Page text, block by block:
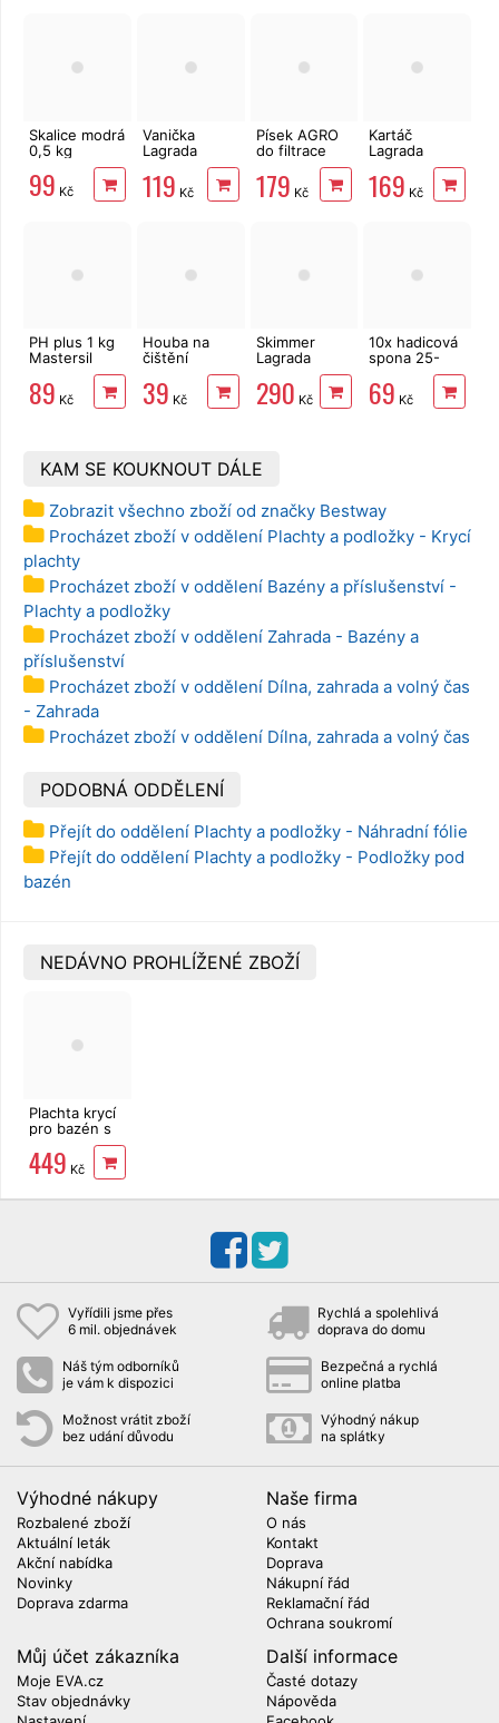
Skalice modrá
0,5 kg
99 Kč
Vanička
Lagrada
oplach nohou
119 Kč
Písek AGRO
do filtrace
bazénů 0,6 -
1,20 mm 25kg
179 Kč
Kartáč
Lagrada
vysávací na
dno bazénu s
169 Kč
PH plus 1 kg
Mastersil
89 Kč
Houba na
čištění
Lagrada
85806
39 Kč
Skimmer
Lagrada
90277 pro
nadzemní
bazény
290 Kč
10x hadicová
spona 25-
40mm pro
hadici 1"
69 Kč
KAM SE KOUKNOUT DÁLE
Zobrazit všechno zboží od značky Bestway
Procházet zboží v oddělení Plachty a podložky - Krycí
plachty
Procházet zboží v oddělení Bazény a příslušenství -
Plachty a podložky
Procházet zboží v oddělení Zahrada - Bazény a
příslušenství
Procházet zboží v oddělení Dílna, zahrada a volný čas
- Zahrada
Procházet zboží v oddělení Dílna, zahrada a volný čas
PODOBNÁ ODDĚLENÍ
Přejít do oddělení Plachty a podložky - Náhradní fólie
Přejít do oddělení Plachty a podložky - Podložky pod
bazén
NEDÁVNO PROHLÍŽENÉ ZBOŽÍ
Plachta krycí
pro bazén s
konstrukcí o
průměru 457
449 Kč
Vyřídili jsme přes
6 mil. objednávek
Rychlá a spolehlivá
doprava do domu
Náš tým odborníků
je vám k dispozici
Bezpečná a rychlá
online platba
Možnost vrátit zboží
bez udání důvodu
Výhodný nákup
na splátky
Výhodné nákupy
Rozbalené zboží
Aktuální leták
Akční nabídka
Novinky
Doprava zdarma
Naše firma
O nás
Kontakt
Doprava
Nákupní řád
Reklamační řád
Ochrana soukromí
Můj účet zákazníka
Moje EVA.cz
Stav objednávky
Další informace
Časté dotazy
Nápověda